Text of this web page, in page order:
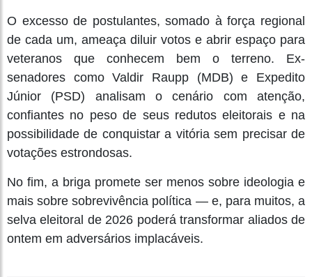
O excesso de postulantes, somado à força regional
de cada um, ameaça diluir votos e abrir espaço para
veteranos que conhecem bem o terreno. Ex-
senadores como Valdir Raupp (MDB) e Expedito
Júnior (PSD) analisam o cenário com atenção,
confiantes no peso de seus redutos eleitorais e na
possibilidade de conquistar a vitória sem precisar de
votações estrondosas.
No fim, a briga promete ser menos sobre ideologia e
mais sobre sobrevivência política — e, para muitos, a
selva eleitoral de 2026 poderá transformar aliados de
ontem em adversários implacáveis.